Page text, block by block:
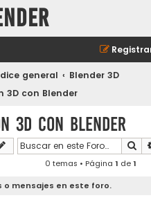
general
Blender 3D
3D con Blender
3D con Blender
0 temas • Página 1 de1
o mensajes en este foro.